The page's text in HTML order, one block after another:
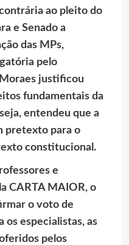
ao pleito do
e Senado a
das MPs,
pelo
justificou
fundamentais da
entendeu que a
pretexto para o
constitucional.
e
CARTA MAIOR, o
o voto de
os especialistas, as
pelos